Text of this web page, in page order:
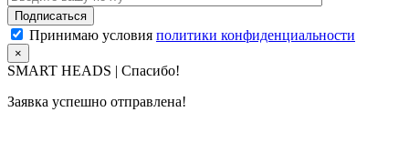
Принимаю условия политики конфиденциальности
×
SMART HEADS | Спасибо!
Заявка успешно отправлена!